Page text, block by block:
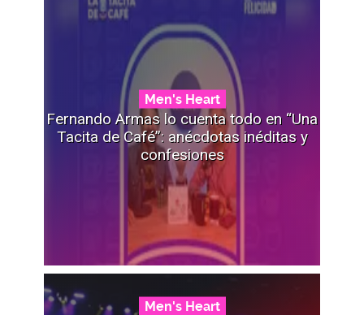
Men's Heart
Fernando Armas lo cuenta todo en “Una
Tacita de Café”: anécdotas inéditas y
confesiones
Men's Heart